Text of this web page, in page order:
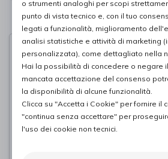
o strumenti analoghi per scopi
punto di vista tecnico e, con il tuo
legati a funzionalità, miglioramento
analisi statistiche e attività di marketing
personalizzata), come dettagliato nella
Hai la possibilità di concedere o negare
mancata accettazione del consenso
la disponibilità di alcune funzionalità.
Clicca su "Accetta i Cookie" per fornire il
"continua senza accettare" per
l'uso dei cookie non tecnici.